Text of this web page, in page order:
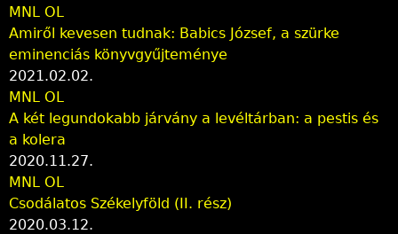
MNL OL
Amiről kevesen tudnak: Babics József, a szürke
eminenciás könyvgyűjteménye
2021.02.02.
MNL OL
A két legundokabb járvány a levéltárban: a pestis és
a kolera
2020.11.27.
MNL OL
Csodálatos Székelyföld (II. rész)
2020.03.12.